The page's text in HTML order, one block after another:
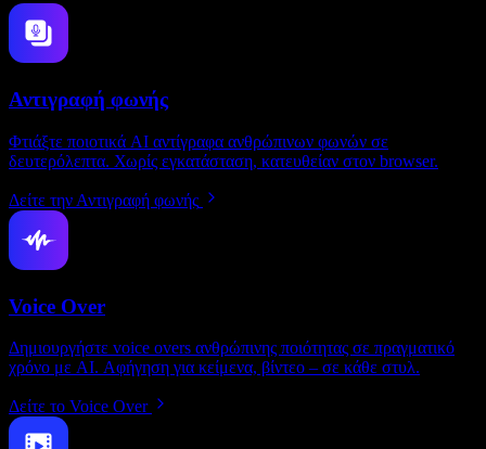
Αντιγραφή φωνής
Φτιάξτε ποιοτικά AI αντίγραφα ανθρώπινων φωνών σε
δευτερόλεπτα. Χωρίς εγκατάσταση, κατευθείαν στον browser.
Δείτε την Αντιγραφή φωνής
Voice Over
Δημιουργήστε voice overs ανθρώπινης ποιότητας σε πραγματικό
χρόνο με AI. Αφήγηση για κείμενα, βίντεο – σε κάθε στυλ.
Δείτε το Voice Over